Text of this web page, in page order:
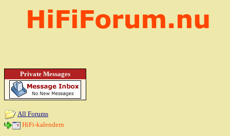
Private Messages
All Forums
HiFi-kalendern